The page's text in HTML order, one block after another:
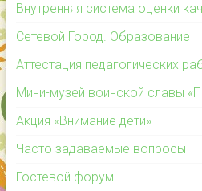
Внутренняя система оценки
Сетевой Город. Образование
Аттестация педагогических
Мини-музей воинской славы
Акция «Внимание дети»
Часто задаваемые вопросы
Гостевой форум